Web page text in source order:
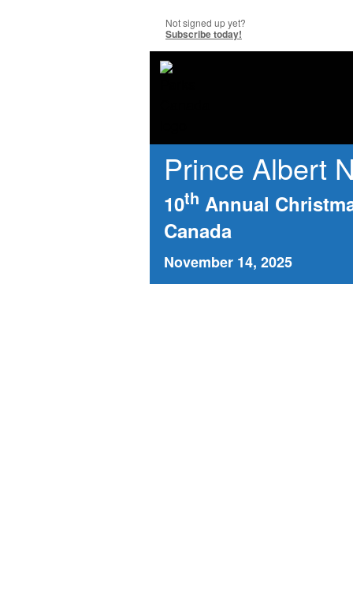
Not signed up yet?
Subscribe today!
Prince Albert
10th Annual
Canada
November 14, 2025